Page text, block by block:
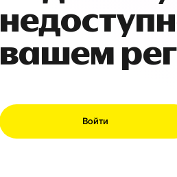
вашем
Войти